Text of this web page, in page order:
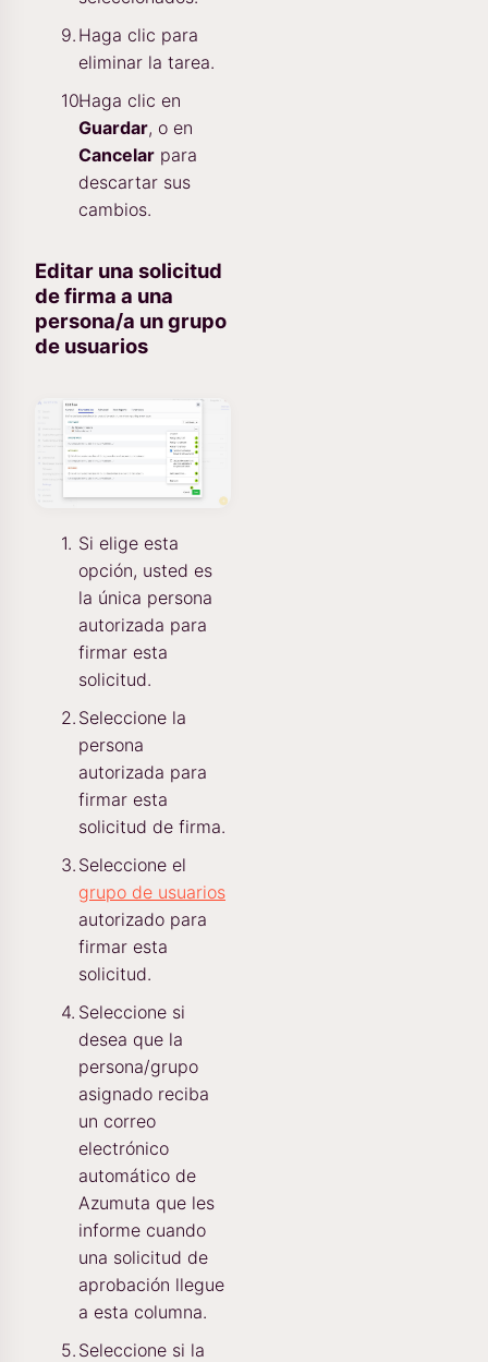
Haga clic para
eliminar la tarea.
Haga clic en
Guardar, o en
Cancelar para
descartar sus
cambios.
Editar una solicitud
de firma a una
persona/a un grupo
de usuarios
Si elige esta
opción, usted es
la única persona
autorizada para
firmar esta
solicitud.
Seleccione la
persona
autorizada para
firmar esta
solicitud de firma.
Seleccione el
grupo de usuarios
autorizado para
firmar esta
solicitud.
Seleccione si
desea que la
persona/grupo
asignado reciba
un correo
electrónico
automático de
Azumuta que les
informe cuando
una solicitud de
aprobación llegue
a esta columna.
Seleccione si la